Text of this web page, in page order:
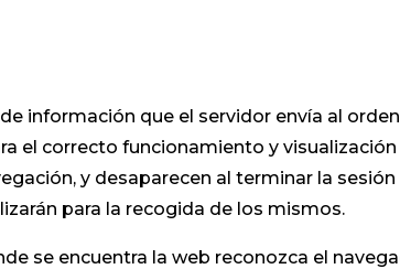
información que el servidor envía al
el correcto funcionamiento y
y desaparecen al terminar la
para la recogida de los mismos.
se encuentra la web reconozca el